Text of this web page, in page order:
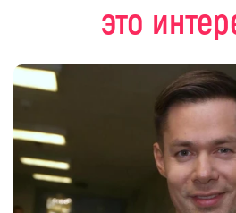
это